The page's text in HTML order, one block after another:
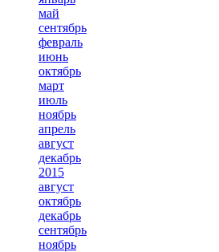
май
сентябрь
февраль
июнь
октябрь
март
июль
ноябрь
апрель
август
декабрь
2015
август
октябрь
декабрь
сентябрь
ноябрь